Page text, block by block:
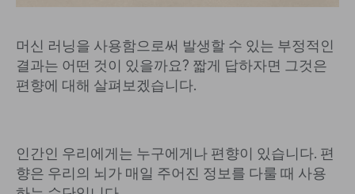
머신 러닝을 사용함으로써 발생할 수 있는 부정적인
결과는 어떤 것이 있을까요? 짧게 답하자면 그것은
편향에 대해 살펴보겠습니다.
인간인 우리에게는 누구에게나 편향이 있습니다. 편
향은 우리의 뇌가 매일 주어진 정보를 다룰 때 사용